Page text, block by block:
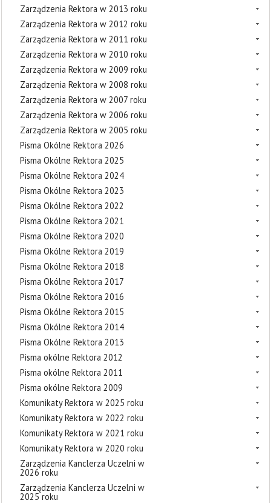
Zarządzenia Rektora w 2013 roku
Zarządzenia Rektora w 2012 roku
Zarządzenia Rektora w 2011 roku
Zarządzenia Rektora w 2010 roku
Zarządzenia Rektora w 2009 roku
Zarządzenia Rektora w 2008 roku
Zarządzenia Rektora w 2007 roku
Zarządzenia Rektora w 2006 roku
Zarządzenia Rektora w 2005 roku
Pisma Okólne Rektora 2026
Pisma Okólne Rektora 2025
Pisma Okólne Rektora 2024
Pisma Okólne Rektora 2023
Pisma Okólne Rektora 2022
Pisma Okólne Rektora 2021
Pisma Okólne Rektora 2020
Pisma Okólne Rektora 2019
Pisma Okólne Rektora 2018
Pisma Okólne Rektora 2017
Pisma Okólne Rektora 2016
Pisma Okólne Rektora 2015
Pisma Okólne Rektora 2014
Pisma Okólne Rektora 2013
Pisma okólne Rektora 2012
Pisma okólne Rektora 2011
Pisma okólne Rektora 2009
Komunikaty Rektora w 2025 roku
Komunikaty Rektora w 2022 roku
Komunikaty Rektora w 2021 roku
Komunikaty Rektora w 2020 roku
Zarządzenia Kanclerza Uczelni w
2026 roku
Zarządzenia Kanclerza Uczelni w
2025 roku